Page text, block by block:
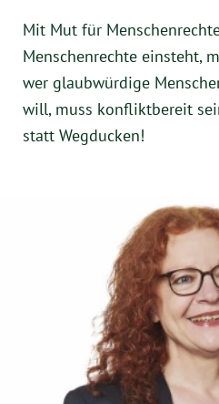
Mit Mut für
Menschenrechte einsteht,
wer glaubwürdige
will, muss konfliktbereit
statt Wegducken!